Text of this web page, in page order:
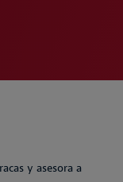
y asesora a